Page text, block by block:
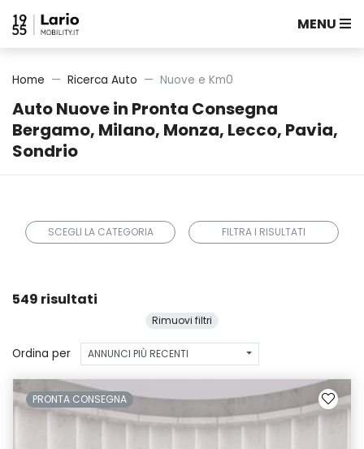
MENU
Auto Nuove in Pronta Consegna
Bergamo, Milano, Monza, Lecco, Pavia,
Sondrio
Home Ricerca Auto Nuove e Km0
SCEGLI LA CATEGORIA FILTRA I RISULTATI
549 risultati
Rimuovi filtri
Ordina per ANNUNCI PIÙ RECENTI
PRONTA CONSEGNA